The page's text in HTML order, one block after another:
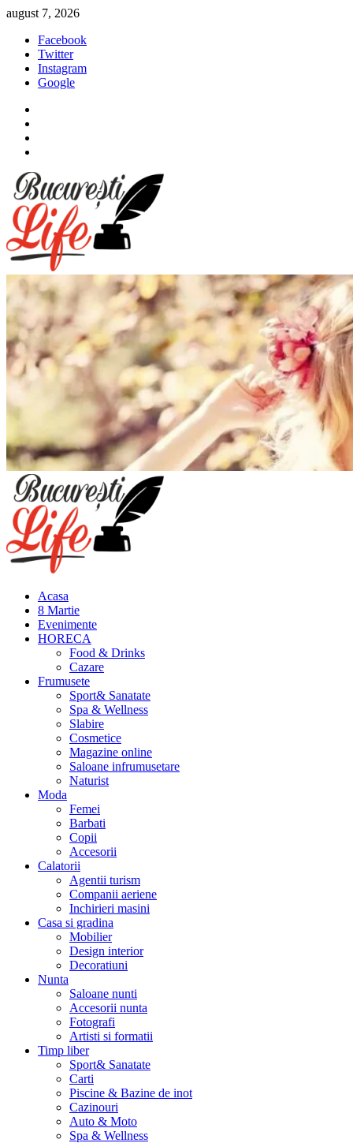
Sari
conținut
august 7, 2026
Facebook
Twitter
Instagram
Google
Meniu
principal
Acasa
8 Martie
Evenimente
HORECA
Food & Drinks
Cazare
Frumusete
Sport& Sanatate
Spa & Wellness
Slabire
Cosmetice
Magazine online
Saloane infrumusetare
Naturist
Moda
Femei
Barbati
Copii
Accesorii
Calatorii
Agentii turism
Companii aeriene
Inchirieri masini
Casa si gradina
Mobilier
Design interior
Decoratiuni
Nunta
Saloane nunti
Accesorii nunta
Fotografi
Artisti si formatii
Timp liber
Sport& Sanatate
Carti
Piscine & Bazine de inot
Cazinouri
Auto & Moto
Spa & Wellness